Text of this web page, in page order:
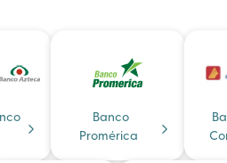
Banco
Promérica